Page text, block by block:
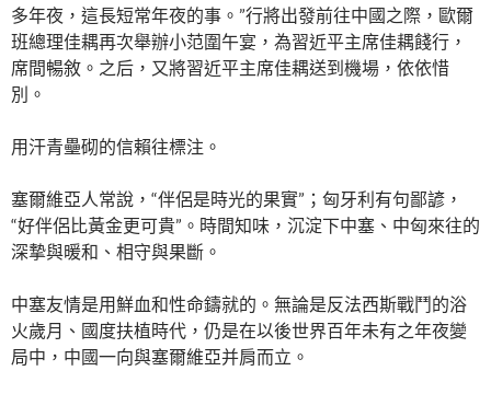
多年夜，這長短常年夜的事。”行將出發前往中國之際，歐爾
班總理佳耦再次舉辦小范圍午宴，為習近平主席佳耦餞行，
席間暢敘。之后，又將習近平主席佳耦送到機場，依依惜
別。
用汗青壘砌的信賴往標注。
塞爾維亞人常說，“伴侶是時光的果實”；匈牙利有句鄙諺，
“好伴侶比黃金更可貴”。時間知味，沉淀下中塞、中匈來往的
深摯與暖和、相守與果斷。
中塞友情是用鮮血和性命鑄就的。無論是反法西斯戰鬥的浴
火歲月、國度扶植時代，仍是在以後世界百年未有之年夜變
局中，中國一向與塞爾維亞并肩而立。